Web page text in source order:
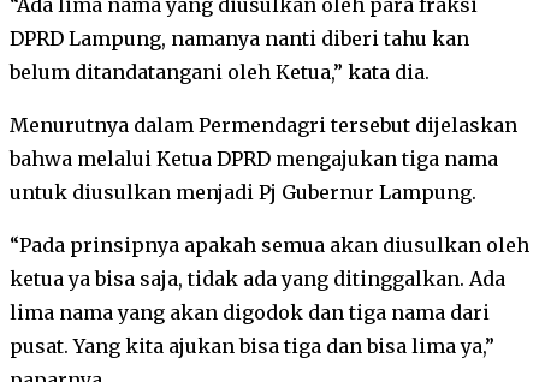
“Ada lima nama yang diusulkan oleh para fraksi
DPRD Lampung, namanya nanti diberi tahu kan
belum ditandatangani oleh Ketua,” kata dia.
Menurutnya dalam Permendagri tersebut dijelaskan
bahwa melalui Ketua DPRD mengajukan tiga nama
untuk diusulkan menjadi Pj Gubernur Lampung.
“Pada prinsipnya apakah semua akan diusulkan oleh
ketua ya bisa saja, tidak ada yang ditinggalkan. Ada
lima nama yang akan digodok dan tiga nama dari
pusat. Yang kita ajukan bisa tiga dan bisa lima ya,”